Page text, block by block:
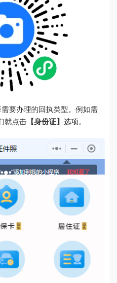
要办理的回执类型。例如需
就点击 【身份证】 选项。